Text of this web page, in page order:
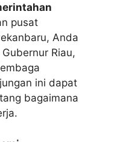
pusat
Anda
Riau,
ini dapat
bagaimana